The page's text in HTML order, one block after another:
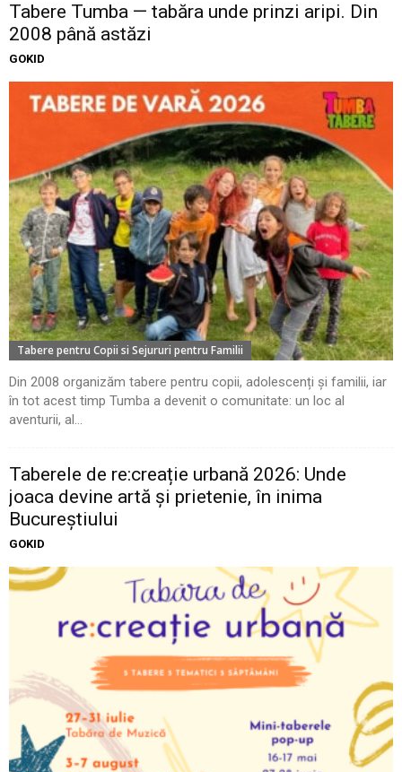
Tabere Tumba — tabăra unde prinzi aripi. Din
2008 până astăzi
GOKID
Tabere pentru Copii si Sejururi pentru Familii
Din 2008 organizăm tabere pentru copii, adolescenți și familii, iar
în tot acest timp Tumba a devenit o comunitate: un loc al
aventurii, al...
Taberele de re:creație urbană 2026: Unde
joaca devine artă și prietenie, în inima
Bucureștiului
GOKID